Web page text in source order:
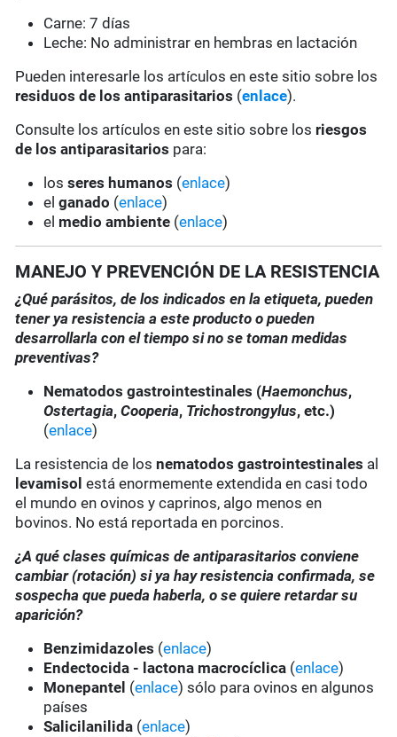
Carne: 7 días
Leche: No administrar en hembras en lactación
Pueden interesarle los artículos en este sitio sobre los
residuos de los antiparasitarios (enlace).
Consulte los artículos en este sitio sobre los riesgos
de los antiparasitarios para:
losseres humanos (enlace)
elganado (enlace)
el medio ambiente (enlace)
MANEJO Y PREVENCIÓN DE LA RESISTENCIA
¿Qué parásitos, de los indicados en la etiqueta, pueden
tener ya resistencia a este producto o pueden
desarrollarla con el tiempo si no se toman medidas
preventivas?
Nematodos gastrointestinales (Haemonchus,
Ostertagia,Cooperia, Trichostrongylus, etc.)
(enlace)
La resistencia de losnematodos gastrointestinales al
levamisol está enormemente extendida en casi todo
el mundo en ovinos y caprinos, algo menos en
bovinos. No está reportada en porcinos.
¿A qué clases químicas de antiparasitarios conviene
cambiar (rotación) si ya hay resistencia confirmada, se
sospecha que pueda haberla, o se quiere retardar su
aparición?
Benzimidazoles (enlace)
Endectocida - lactona macrocíclica (enlace)
Monepantel (enlace) sólo para ovinos en algunos
países
Salicilanilida (enlace)